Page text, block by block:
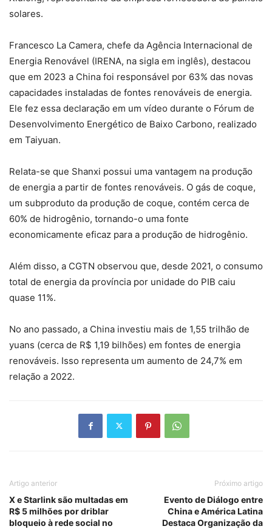
solares.
Francesco La Camera, chefe da Agência Internacional de
Energia Renovável (IRENA, na sigla em inglês), destacou
que em 2023 a China foi responsável por 63% das novas
capacidades instaladas de fontes renováveis de energia.
Ele fez essa declaração em um vídeo durante o Fórum de
Desenvolvimento Energético de Baixo Carbono, realizado
em Taiyuan.
Relata-se que Shanxi possui uma vantagem na produção
de energia a partir de fontes renováveis. O gás de coque,
um subproduto da produção de coque, contém cerca de
60% de hidrogênio, tornando-o uma fonte
economicamente eficaz para a produção de hidrogênio.
Além disso, a CGTN observou que, desde 2021, o consumo
total de energia da província por unidade do PIB caiu
quase 11%.
No ano passado, a China investiu mais de 1,55 trilhão de
yuans (cerca de R$ 1,19 bilhões) em fontes de energia
renováveis. Isso representa um aumento de 24,7% em
relação a 2022.
Artigo anterior
X e Starlink são multadas em
R$ 5 milhões por driblar
bloqueio à rede social no
Próximo artigo
Evento de Diálogo entre
China e América Latina
Destaca Organização da